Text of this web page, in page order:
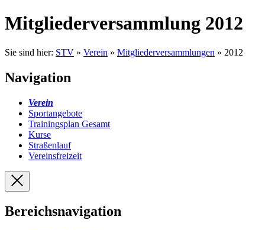
Mitgliederversammlung 2012
Sie sind hier: STV » Verein » Mitgliederversammlungen » 2012
Navigation
Verein
Sportangebote
Trainingsplan Gesamt
Kurse
Straßenlauf
Vereinsfreizeit
Bereichsnavigation